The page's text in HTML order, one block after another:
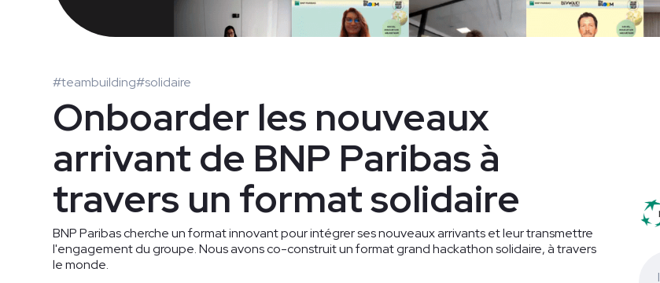
#teambuilding#solidaire
Onboarder les nouveaux
arrivant de BNP Paribas à
travers un format solidaire
BNP Paribas cherche un format innovant pour intégrer ses nouveaux arrivants et leur transmettre
l'engagement du groupe. Nous avons co-construit un format grand hackathon solidaire, à travers
le monde.